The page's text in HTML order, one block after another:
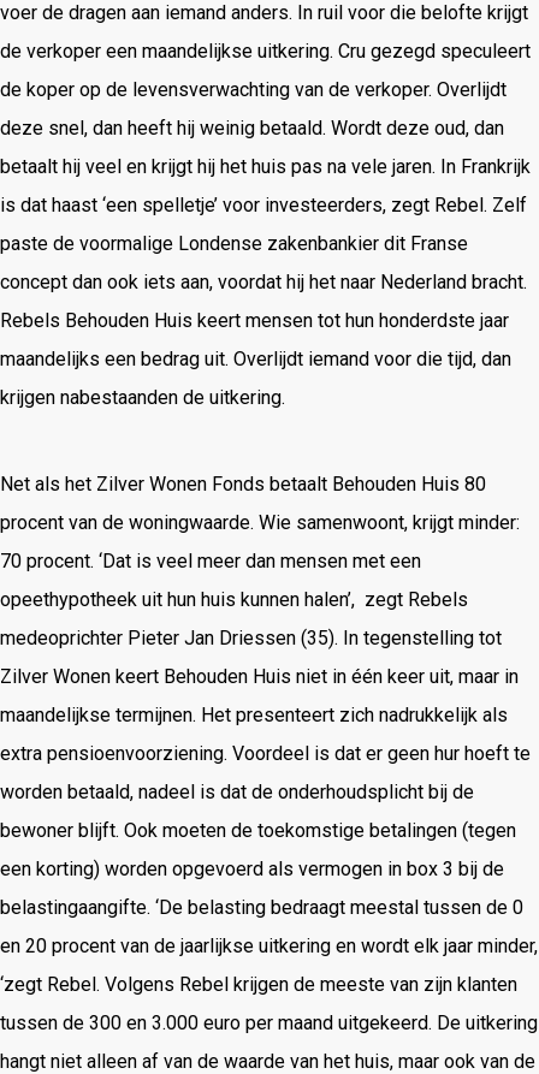
voer de dragen aan iemand anders. In ruil voor die belofte krijgt
de verkoper een maandelijkse uitkering. Cru gezegd speculeert
de koper op de levensverwachting van de verkoper. Overlijdt
deze snel, dan heeft hij weinig betaald. Wordt deze oud, dan
betaalt hij veel en krijgt hij het huis pas na vele jaren. In Frankrijk
is dat haast ‘een spelletje’ voor investeerders, zegt Rebel. Zelf
paste de voormalige Londense zakenbankier dit Franse
concept dan ook iets aan, voordat hij het naar Nederland bracht.
Rebels Behouden Huis keert mensen tot hun honderdste jaar
maandelijks een bedrag uit. Overlijdt iemand voor die tijd, dan
krijgen nabestaanden de uitkering.
Net als het Zilver Wonen Fonds betaalt Behouden Huis 80
procent van de woningwaarde. Wie samenwoont, krijgt minder:
70 procent. ‘Dat is veel meer dan mensen met een
opeethypotheek uit hun huis kunnen halen’, zegt Rebels
medeoprichter Pieter Jan Driessen (35). In tegenstelling tot
Zilver Wonen keert Behouden Huis niet in één keer uit, maar in
maandelijkse termijnen. Het presenteert zich nadrukkelijk als
extra pensioenvoorziening. Voordeel is dat er geen hur hoeft te
worden betaald, nadeel is dat de onderhoudsplicht bij de
bewoner blijft. Ook moeten de toekomstige betalingen (tegen
een korting) worden opgevoerd als vermogen in box 3 bij de
belastingaangifte. ‘De belasting bedraagt meestal tussen de 0
en 20 procent van de jaarlijkse uitkering en wordt elk jaar minder,
‘zegt Rebel. Volgens Rebel krijgen de meeste van zijn klanten
tussen de 300 en 3.000 euro per maand uitgekeerd. De uitkering
hangt niet alleen af van de waarde van het huis, maar ook van de